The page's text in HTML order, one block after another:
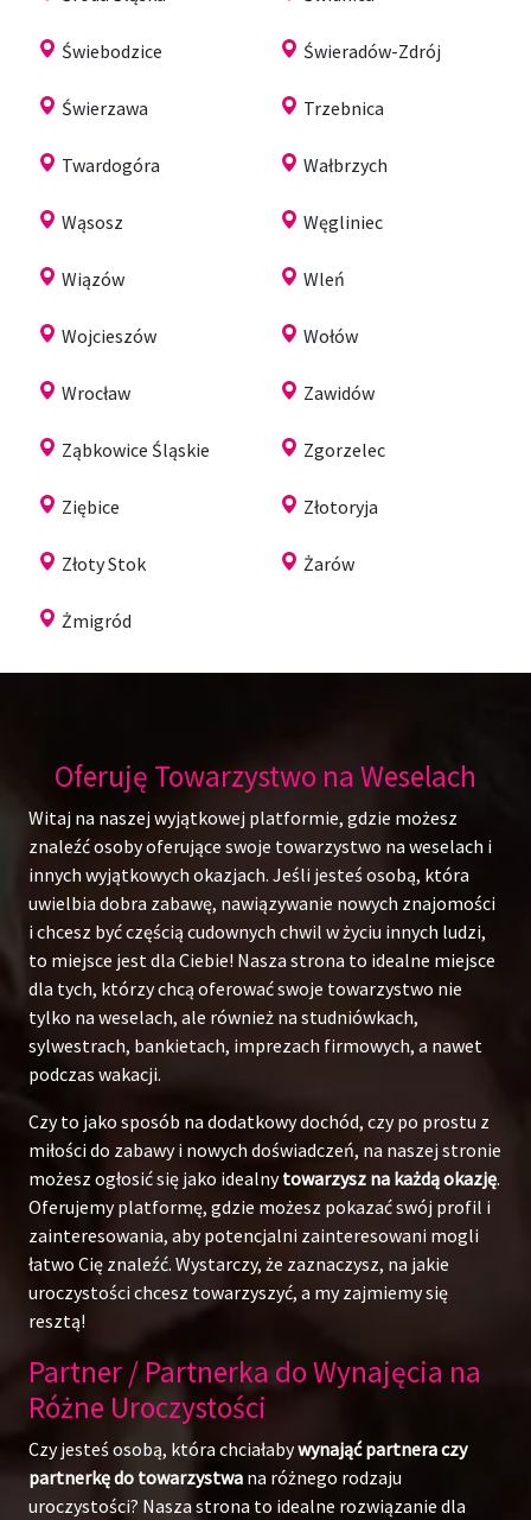
Świebodzice Świeradów-Zdrój
Świerzawa Trzebnica
Twardogóra Wałbrzych
Wąsosz Węgliniec
Wiązów Wleń
Wojcieszów Wołów
Wrocław Zawidów
Ząbkowice Śląskie Zgorzelec
Ziębice Złotoryja
Złoty Stok Żarów
Żmigród
Oferuję Towarzystwo na Weselach
Witaj na naszej wyjątkowej platformie, gdzie możesz
znaleźć osoby oferujące swoje towarzystwo na weselach i
innych wyjątkowych okazjach. Jeśli jesteś osobą, która
uwielbia dobra zabawę, nawiązywanie nowych znajomości
i chcesz być częścią cudownych chwil w życiu innych ludzi,
to miejsce jest dla Ciebie! Nasza strona to idealne miejsce
dla tych, którzy chcą oferować swoje towarzystwo nie
tylko na weselach, ale również na studniówkach,
sylwestrach, bankietach, imprezach firmowych, a nawet
podczas wakacji.
Czy to jako sposób na dodatkowy dochód, czy po prostu z
miłości do zabawy i nowych doświadczeń, na naszej stronie
możesz ogłosić się jako idealnytowarzysz na każdą okazję.
Oferujemy platformę, gdzie możesz pokazać swój profil i
zainteresowania, aby potencjalni zainteresowani mogli
łatwo Cię znaleźć. Wystarczy, że zaznaczysz, na jakie
uroczystości chcesz towarzyszyć, a my zajmiemy się
resztą!
Partner / Partnerka do Wynajęcia na
Różne Uroczystości
Czy jesteś osobą, która chciałabywynająć partnera czy
partnerkę do towarzystwa na różnego rodzaju
uroczystości? Nasza strona to idealne rozwiązanie dla